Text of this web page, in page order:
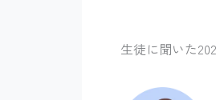
生徒に聞いた